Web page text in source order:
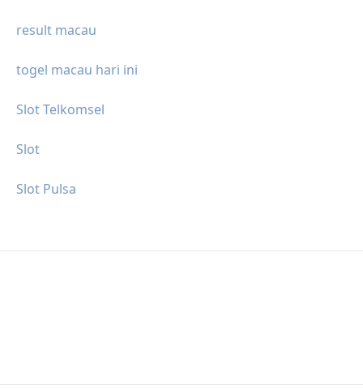
result macau
togel macau hari ini
Slot Telkomsel
Slot
Slot Pulsa